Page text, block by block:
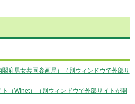
府男女共同参画局）（別ウィンドウで外部サ
（Winet）（別ウィンドウで外部サイトが開